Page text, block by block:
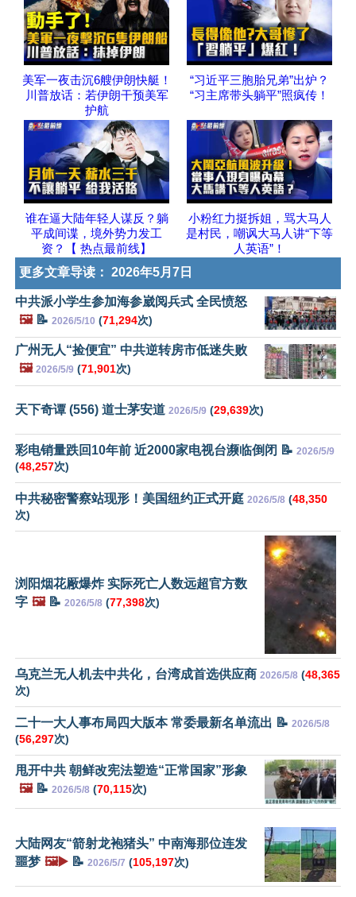
美军一夜击沉6艘伊朗快艇！
川普放话：若伊朗干预美军
护航
“习近平三胞胎兄弟”出炉？
“习主席带头躺平”照疯传！
谁在逼大陆年轻人谋反？躺
平成间谍，境外势力发工
资？【 热点最前线】
小粉红力挺拆姐，骂大马人
是村民，嘲讽大马人讲“下等
人英语”！
更多文章导读： 2026年5月7日
中共派小学生参加海参崴阅兵式 全民愤怒
🖼️📝 2026/5/10 (71,294次)
广州无人“捡便宜” 中共逆转房市低迷失败
🖼️ 2026/5/9 (71,901次)
天下奇谭 (556) 道士茅安道 2026/5/9 (29,639次)
彩电销量跌回10年前 近2000家电视台濒临倒闭 📝 2026/5/9
(48,257次)
中共秘密警察站现形！美国纽约正式开庭 2026/5/8 (48,350
次)
浏阳烟花厰爆炸 实际死亡人数远超官方数
字 🖼️📝 2026/5/8 (77,398次)
乌克兰无人机去中共化，台湾成首选供应商 2026/5/8 (48,365
次)
二十一大人事布局四大版本 常委最新名单流出 📝 2026/5/8
(56,297次)
甩开中共 朝鲜改宪法塑造“正常国家”形象
🖼️📝 2026/5/8 (70,115次)
大陆网友“箭射龙袍猪头” 中南海那位连发
噩梦 🖼️▶️ 📝 2026/5/7 (105,197次)